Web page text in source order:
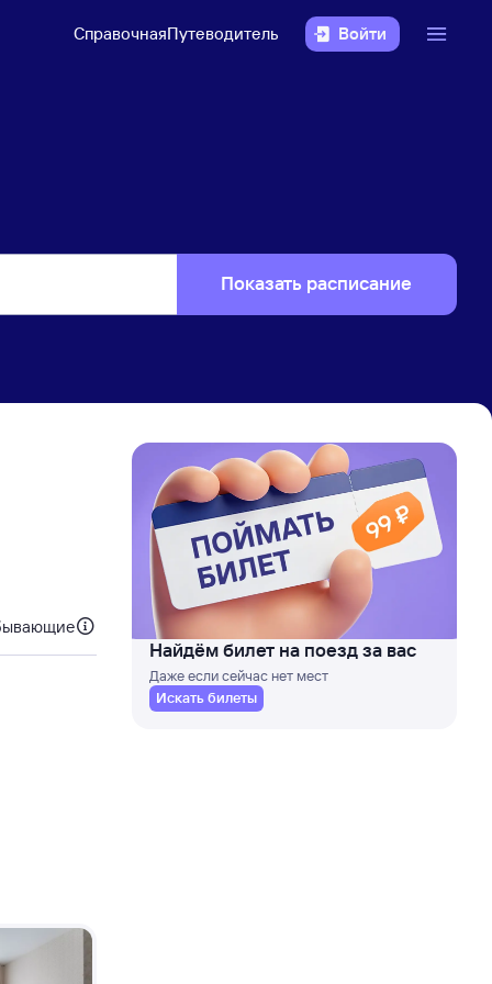
СправочнаяПутеводитель Войти
Показать расписание
Найдём билет на поезд за вас
Даже если сейчас нет мест
Искать билеты